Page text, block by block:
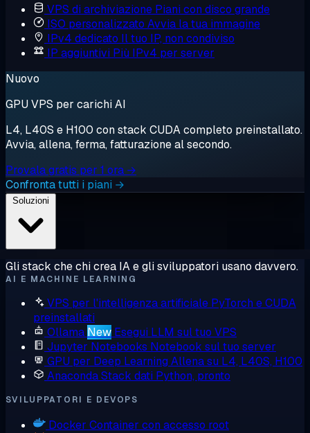
VPS di archiviazione Piani con disco grande
ISO personalizzato Avvia la tua immagine
IPv4 dedicato Il tuo IP, non condiviso
IP aggiuntivi Più IPv4 per server
Nuovo
GPU VPS per carichi AI
L4, L40S e H100 con stack CUDA completo preinstallato.
Avvia, allena, ferma, fatturazione al secondo.
Provala gratis per 1 ora →
Confronta tutti i piani →
Gli stack che chi crea IA e gli sviluppatori usano davvero.
AI E MACHINE LEARNING
VPS per l'intelligenza artificiale PyTorch e CUDA
preinstallati
Ollama New Esegui LLM sul tuo VPS
Jupyter Notebooks Notebook sul tuo server
GPU per Deep Learning Allena su L4, L40S, H100
AnacondaStack dati Python, pronto
SVILUPPATORI E DEVOPS
Docker Container con accesso root